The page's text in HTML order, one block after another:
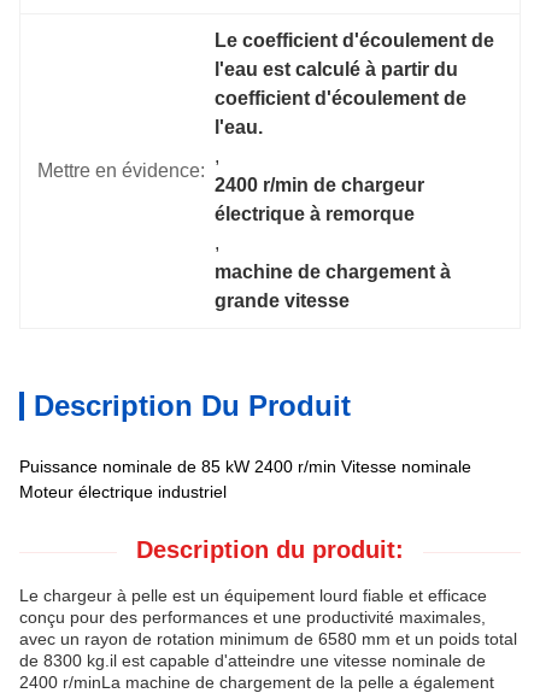
Mettre en évidence:
Le coefficient d'écoulement de
l'eau est calculé à partir du
coefficient d'écoulement de
l'eau.
,
2400 r/min de chargeur
électrique à remorque
,
machine de chargement à
grande vitesse
Description Du Produit
Puissance nominale de 85 kW 2400 r/min Vitesse nominale
Moteur électrique industriel
Description du produit:
Le chargeur à pelle est un équipement lourd fiable et efficace
conçu pour des performances et une productivité maximales,
avec un rayon de rotation minimum de 6580 mm et un poids total
de 8300 kg.il est capable d'atteindre une vitesse nominale de
2400 r/minLa machine de chargement de la pelle a également